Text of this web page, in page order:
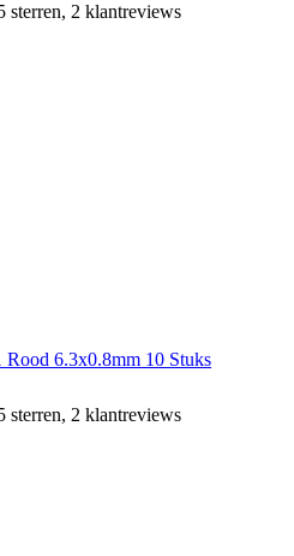
sterren, 2 klantreviews
6.3x0.8mm 10 Stuks
sterren, 2 klantreviews